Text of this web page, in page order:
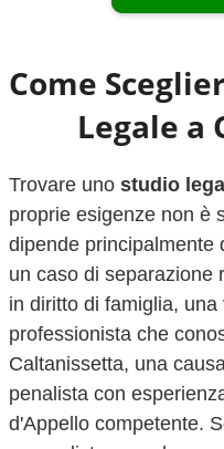
Come
Legale a
Trovare uno studio
proprie esigenze non è
dipende principalmente
un caso di separazione
in diritto di famiglia,
professionista che
Caltanissetta, una
penalista con
d'Appello competente.